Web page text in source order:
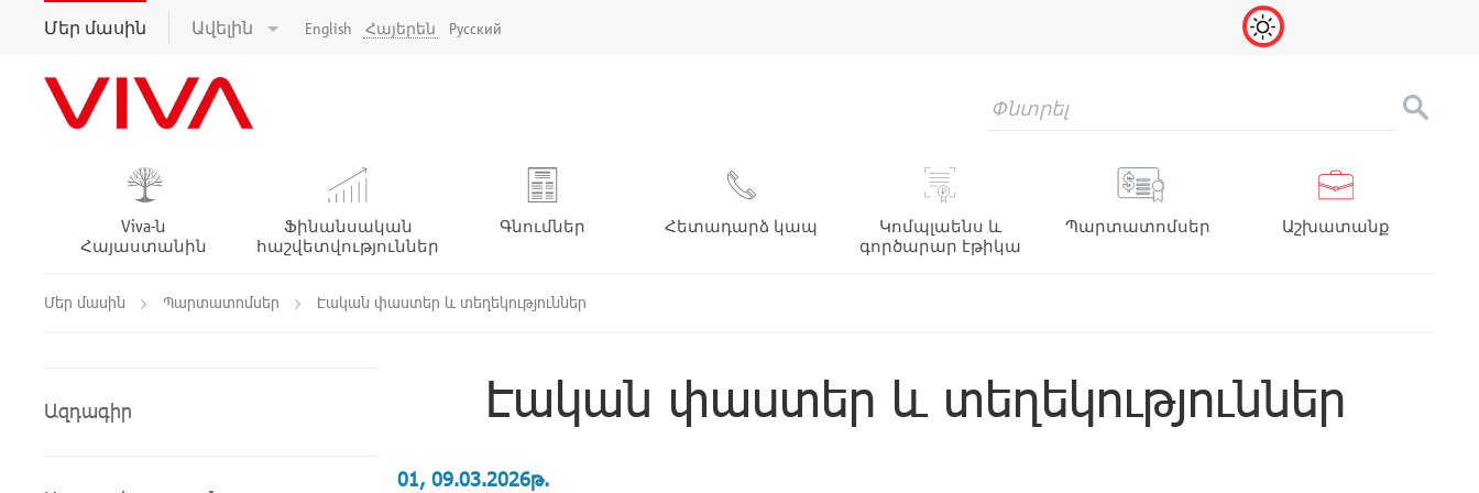
Մեր մասին Ավելին English Հայերեն Русский
Viva-ն
Հայաստանին
Ֆինանսական
հաշվետվություններ
Գնումներ Հետադարձ կապ
Կոմպլաենս և
գործարար էթիկա
Պարտատոմսեր Աշխատանք
Մեր մասին Պարտատոմսեր Էական փաստեր և տեղեկություններ
Ազդագիր Էական փաստեր և տեղեկություններ
01, 09.03.2026թ.